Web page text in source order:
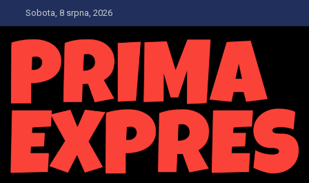
to
content
Sobota, 8 srpna, 2026